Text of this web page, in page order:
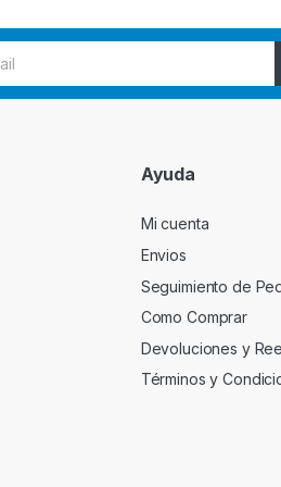
Ayuda
Mi cuenta
Envios
Seguimiento de
Como Comprar
Devoluciones y
Términos y